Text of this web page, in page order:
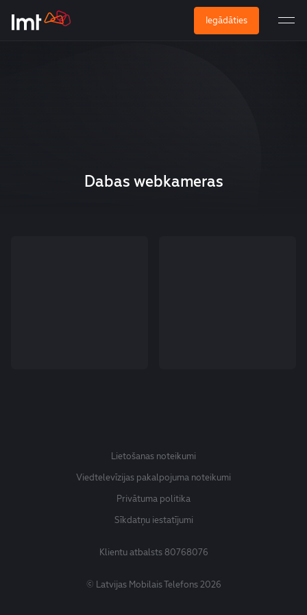
Iegādāties
Dabas webkameras
Lietošanas noteikumi
Viedtelevīzijas pakalpojuma noteikumi
Privātuma politika
Sīkdatņu iestatījumi
Klientu atbalsts80768076
© Latvijas Mobilais Telefons 2026